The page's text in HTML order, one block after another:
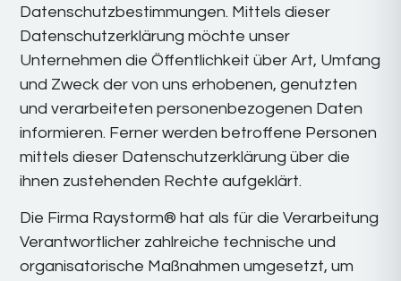
Datenschutzbestimmungen. Mittels dieser
Datenschutzerklärung möchte unser
Unternehmen die Öffentlichkeit über Art, Umfang
und Zweck der von uns erhobenen, genutzten
und verarbeiteten personenbezogenen Daten
informieren. Ferner werden betroffene Personen
mittels dieser Datenschutzerklärung über die
ihnen zustehenden Rechte aufgeklärt.
Die Firma Raystorm® hat als für die Verarbeitung
Verantwortlicher zahlreiche technische und
organisatorische Maßnahmen umgesetzt, um